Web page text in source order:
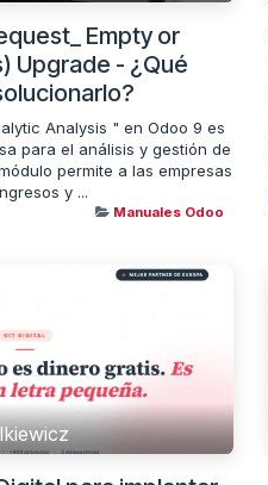
Empty or
Upgrade - ¿Qué
Analysis " en Odoo 9 es
para el análisis y gestión de
permite a las empresas
y ...
Manuales Odoo